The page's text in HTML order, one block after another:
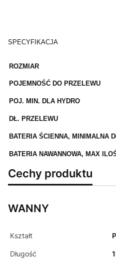
SPECYFIKACJA
ROZMIAR
POJEMNOŚĆ DO PRZELEWU
POJ. MIN. DLA HYDRO
DŁ. PRZELEWU
BATERIA ŚCIENNA, MINIMALNA
BATERIA NAWANNOWA, MAX
Cechy produktu
WANNY
Kształt
Długość